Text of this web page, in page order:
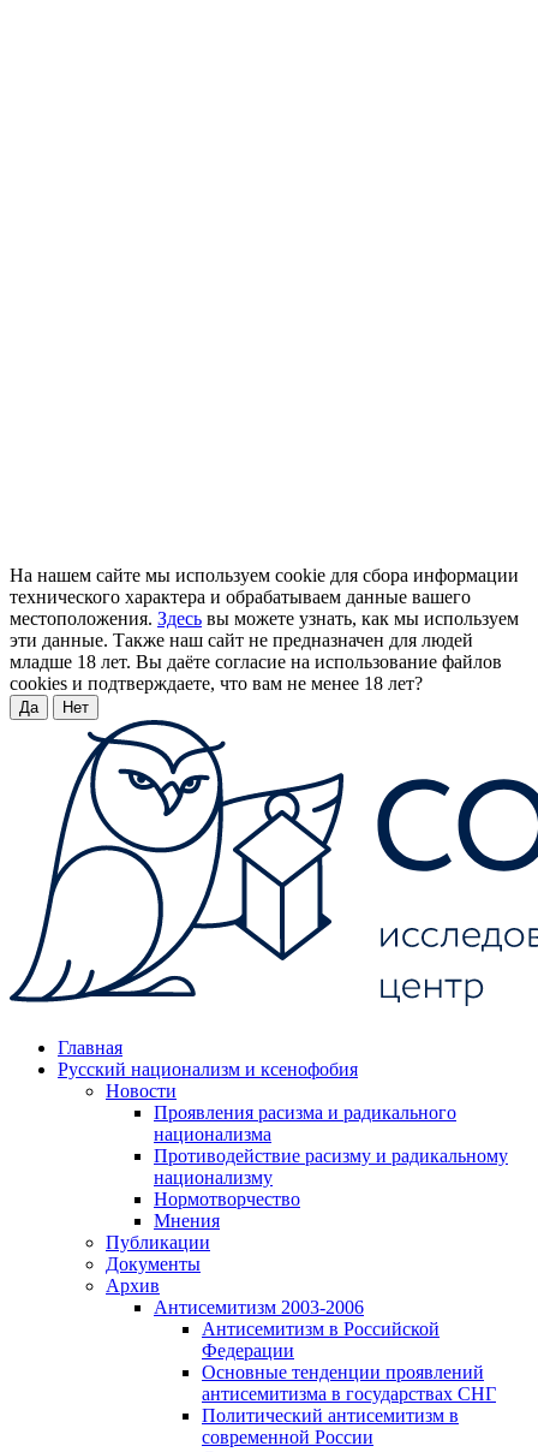
На нашем сайте мы используем cookie для сбора информации
технического характера и обрабатываем данные вашего
местоположения. Здесь вы можете узнать, как мы используем
эти данные. Также наш сайт не предназначен для людей
младше 18 лет. Вы даёте согласие на использование файлов
cookies и подтверждаете, что вам не менее 18 лет?
Да Нет
Главная
Русский национализм и ксенофобия
Новости
Проявления расизма и радикального
национализма
Противодействие расизму и радикальному
национализму
Нормотворчество
Мнения
Публикации
Документы
Архив
Антисемитизм 2003-2006
Антисемитизм в Российской
Федерации
Основные тенденции проявлений
антисемитизма в государствах СНГ
Политический антисемитизм в
современной России